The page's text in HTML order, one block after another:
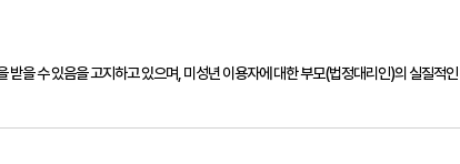
을 수 있음을 고지하고 있으며, 미성년 이용자에 대한 부모(법정대리인)의 실질적